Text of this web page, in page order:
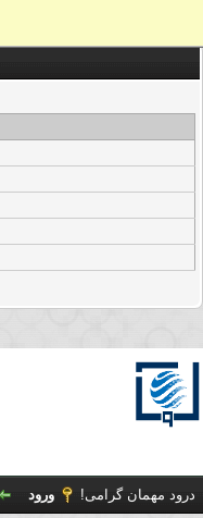
درود مهمان گرامی! ورود